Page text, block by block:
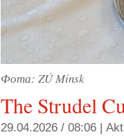
Фота: ZÚ Minsk
The Strudel
29.04.2026 / 08:06 |